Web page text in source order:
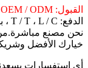
القبول: OEM / ODM ، التجارة ، البيع بالجملة ، الوكالة الإقليمية.
الدفع: T / T ، L / C ، باي بال
نحن مصنع مباشرة.من
خيارك الأفضل
أي استفسارات